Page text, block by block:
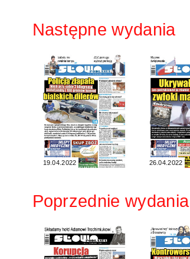
Następne wydania
19.04.2022 26.04.2022
Poprzednie wydania